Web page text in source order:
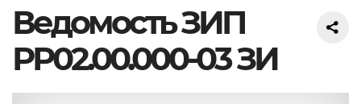
Ведомость ЗИП
РР02.00.000-03 ЗИ